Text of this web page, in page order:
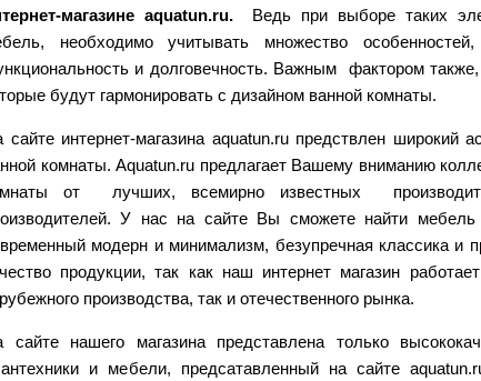
магазине aquatun.ru.Ведь при выборе таких
необходимо учитывать множество
и долговечность. Важным фактором
будут гармонировать с дизайном ванной комнаты.
сайте интернет-магазина aquatun.ru предствлен широкий
комнаты. Аquatun.ru предлагает Вашему вниманию
от лучших, всемирно известных
У нас на сайте Вы сможете найти мебель
модерн и минимализм, безупречная классика и
продукции, так как наш интернет магазин
производства, так и отечественного рынка.
сайте нашего магазина представлена только
и мебели, предсатавленный на сайте